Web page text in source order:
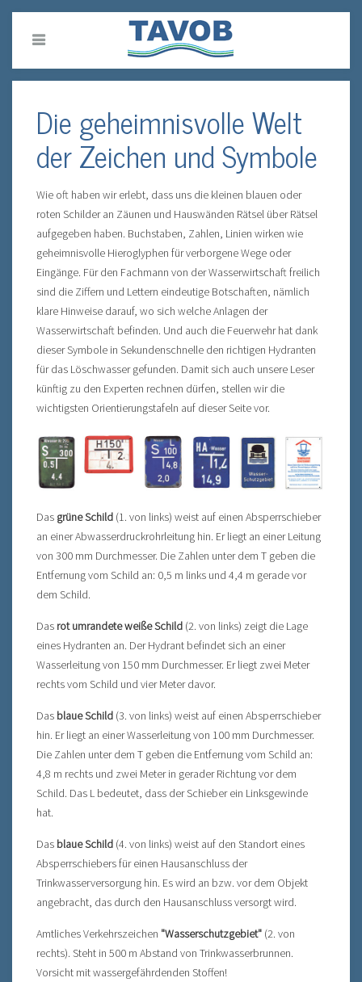
Die geheimnisvolle Welt
der Zeichen und Symbole
Wie oft haben wir erlebt, dass uns die kleinen blauen oder
roten Schilder an Zäunen und Hauswänden Rätsel über Rätsel
aufgegeben haben. Buchstaben, Zahlen, Linien wirken wie
geheimnisvolle Hieroglyphen für verborgene Wege oder
Eingänge. Für den Fachmann von der Wasserwirtschaft freilich
sind die Ziffern und Lettern eindeutige Botschaften, nämlich
klare Hinweise darauf, wo sich welche Anlagen der
Wasserwirtschaft befinden. Und auch die Feuerwehr hat dank
dieser Symbole in Sekundenschnelle den richtigen Hydranten
für das Löschwasser gefunden. Damit sich auch unsere Leser
künftig zu den Experten rechnen dürfen, stellen wir die
wichtigsten Orientierungstafeln auf dieser Seite vor.
Das grüne Schild (1. von links) weist auf einen Absperrschieber
an einer Abwasserdruckrohrleitung hin. Er liegt an einer Leitung
von 300 mm Durchmesser. Die Zahlen unter dem T geben die
Entfernung vom Schild an: 0,5 m links und 4,4 m gerade vor
dem Schild.
Das rot umrandete weiße Schild (2. von links) zeigt die Lage
eines Hydranten an. Der Hydrant befindet sich an einer
Wasserleitung von 150 mm Durchmesser. Er liegt zwei Meter
rechts vom Schild und vier Meter davor.
Das blaue Schild (3. von links) weist auf einen Absperrschieber
hin. Er liegt an einer Wasserleitung von 100 mm Durchmesser.
Die Zahlen unter dem T geben die Entfernung vom Schild an:
4,8 m rechts und zwei Meter in gerader Richtung vor dem
Schild. Das L bedeutet, dass der Schieber ein Linksgewinde
hat.
Das blaue Schild (4. von links) weist auf den Standort eines
Absperrschiebers für einen Hausanschluss der
Trinkwasserversorgung hin. Es wird an bzw. vor dem Objekt
angebracht, das durch den Hausanschluss versorgt wird.
Amtliches Verkehrszeichen "Wasserschutzgebiet" (2. von
rechts). Steht in 500 m Abstand von Trinkwasserbrunnen.
Vorsicht mit wassergefährdenden Stoffen!